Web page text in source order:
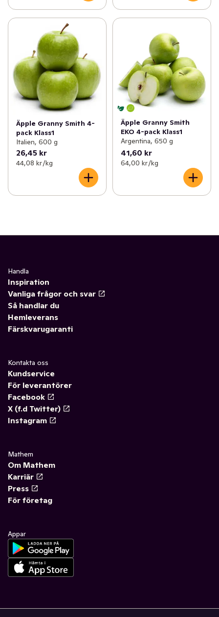
Äpple Granny Smith 4-
pack Klass1
Italien, 600 g
26,45 kr
44,08 kr /kg
Äpple Granny Smith
EKO 4-pack Klass1
Argentina, 650 g
41,60 kr
64,00 kr /kg
Handla
Inspiration
Vanliga frågor och svar
Så handlar du
Hemleverans
Färskvarugaranti
Kontakta oss
Kundservice
För leverantörer
Facebook
X (f.d Twitter)
Instagram
Mathem
Om Mathem
Karriär
Press
För företag
Appar